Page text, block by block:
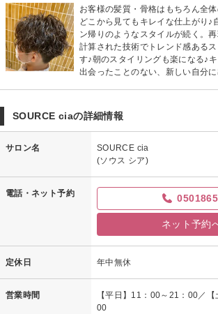
お客様の髪質・骨格はもちろん全体
どこから見てもキレイな仕上がり♪
ン帰りのようなスタイルが続く。
計算された技術でトレンド感ある
す♪朝のスタイリングも楽になる♪
出会ったことのない、新しい自分
SOURCE ciaの詳細情報
サロン名
SOURCE cia
(ソウス シア)
電話・ネット予約
ネット予約
定休日 年中無休
営業時間
【平日】11：00～21：00／
00